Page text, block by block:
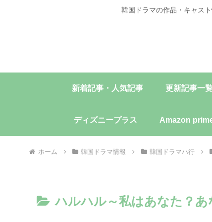
韓国ドラマの作品・キャス
新着記事・人気記事 更新記事一
ディズニープラス Amazon
ホーム 韓国ドラマ情報 韓国ドラマハ行
ハルハル～私はあなた？あ